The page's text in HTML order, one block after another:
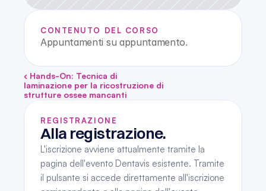
CONTENUTO DEL CORSO
Appuntamenti su appuntamento.
‹ Hands-On: Tecnica di
laminazione per la ricostruzione di
strutture ossee mancanti
REGISTRAZIONE
Alla registrazione.
L'iscrizione avviene attualmente tramite la
pagina dell'evento Dentavis esistente. Tramite
il pulsante si accede direttamente all'iscrizione